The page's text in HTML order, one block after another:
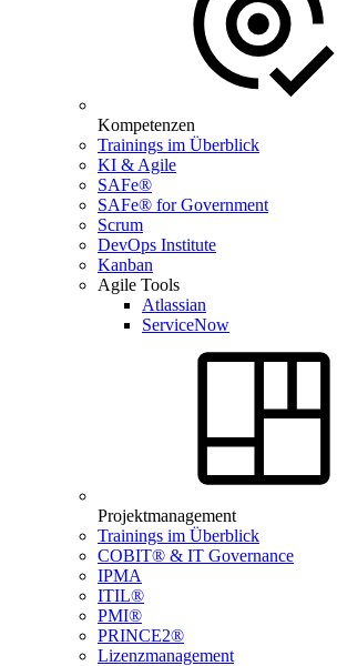
Kompetenzen
Trainings im Überblick
KI & Agile
SAFe®
SAFe® for Government
Scrum
DevOps Institute
Kanban
Agile Tools
Atlassian
ServiceNow
Projektmanagement
Trainings im Überblick
COBIT® & IT Governance
IPMA
ITIL®
PMI®
PRINCE2®
Lizenzmanagement